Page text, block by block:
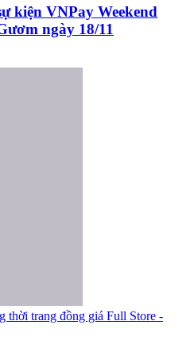
kiện VNPay Weekend
ngày 18/11